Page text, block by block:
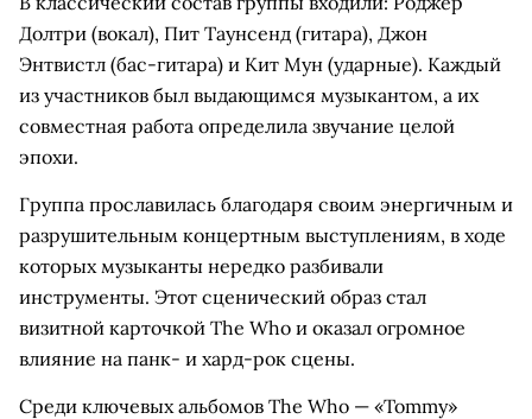
Долтри (вокал), Пит Таунсенд (гитара), Джон
Энтвистл (бас-гитара) и Кит Мун (ударные). Каждый
из участников был выдающимся музыкантом, а их
совместная работа определила звучание целой
эпохи.
Группа прославилась благодаря своим энергичным и
разрушительным концертным выступлениям, в ходе
которых музыканты нередко разбивали
инструменты. Этот сценический образ стал
визитной карточкой The Who и оказал огромное
влияние на панк- и хард-рок сцены.
Среди ключевых альбомов The Who — «Tommy»